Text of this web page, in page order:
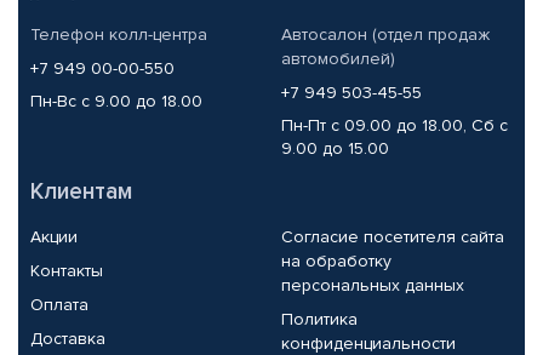
Телефон колл-центра
+7 949 00-00-550
Пн-Вс с 9.00 до 18.00
Автосалон (отдел продаж
автомобилей)
+7 949 503-45-55
Пн-Пт с 09.00 до 18.00, Сб с
9.00 до 15.00
Клиентам
Акции
Контакты
Оплата
Доставка
Согласие посетителя сайта
на обработку
персональных данных
Политика
конфиденциальности